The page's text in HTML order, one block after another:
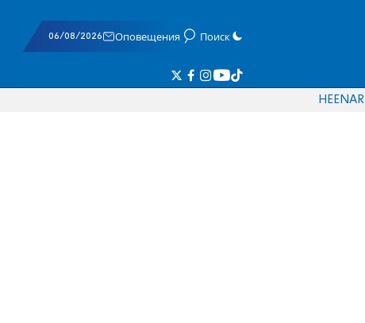
06/08/2026 Оповещения Поиск
HEENAR